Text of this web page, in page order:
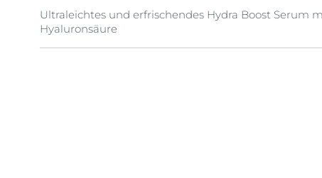
Ultraleichtes und erfrischendes Hydra Boost Serum
Hyaluronsäure